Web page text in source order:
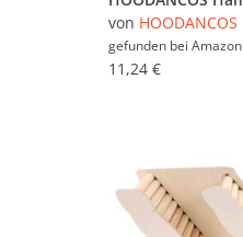
von HOODANCOS
gefunden bei Amazon
11,24 €